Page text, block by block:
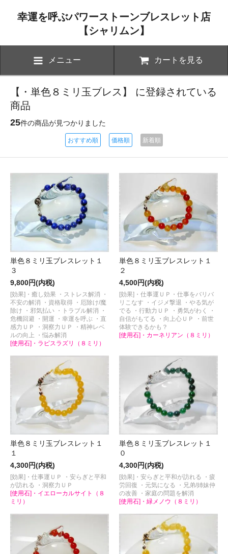
幸運を呼ぶパワーストーンブレスレット店
【シャリムン】
メニュー カートを見る
【・単色８ミリ玉ブレス】 に登録されている
商品
25件の商品が見つかりました
おすすめ順 価格順 新着順
単色８ミリ玉ブレスレット１
３
9,800円(内税)
[効果]・癒し効果 ・ストレス解消 ・
不安の解消 ・資格取得 ・厄除け/魔
除け ・邪気払い ・トラブル解消 ・
危機回避 ・開運 ・幸運を呼ぶ ・直
感力ＵＰ ・洞察力ＵＰ ・精神レベ
ルの向上 ・悩み解消
[使用石]・ラピスラズリ（８ミリ）
単色８ミリ玉ブレスレット１
２
4,500円(内税)
[効果]・仕事運ＵＰ・仕事をバリバ
リこなす ・イジメ撃退 ・やる気が
でる ・行動力ＵＰ ・勇気がわく ・
自信がもてる ・向上心ＵＰ ・前世
体験できるかも？
[使用石]・カーネリアン（８ミリ）
単色８ミリ玉ブレスレット１
１
4,300円(内税)
[効果]・仕事運ＵＰ ・安らぎと平和
が訪れる ・洞察力ＵＰ
[使用石]・イエローカルサイト（８
ミリ）
単色８ミリ玉ブレスレット１
０
4,300円(内税)
[効果]・安らぎと平和が訪れる ・疲
労回復 ・元気になる ・兄弟/姉妹仲
の改善 ・家庭の問題を解消
[使用石]・緑メノウ（８ミリ）